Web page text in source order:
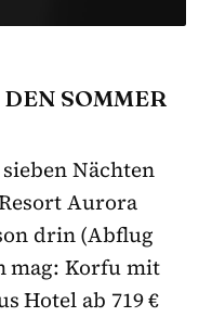
SOMMER
Nächten
Aurora
drin (Abflug
mag: Korfu mit
Hotel ab 719 €